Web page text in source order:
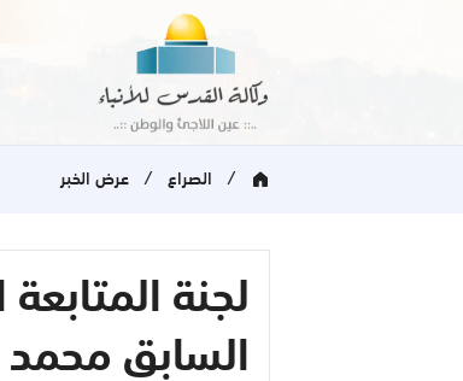
/ الصراع / عرض الخبر
لجنة المتابعة
السابق محمد